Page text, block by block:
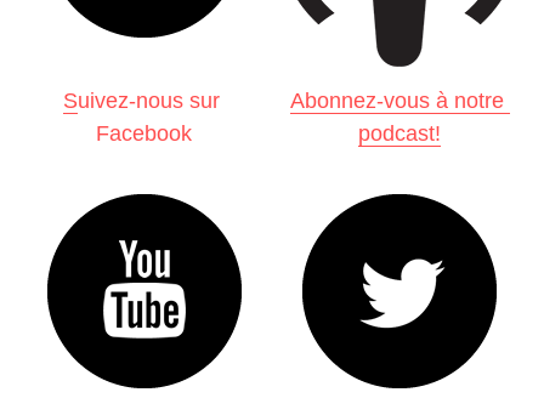
Suivez-nous sur
Facebook
Abonnez-vous à notre
podcast!